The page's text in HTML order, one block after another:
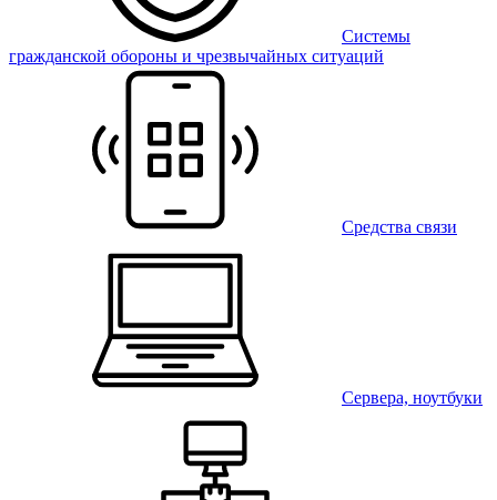
Системы
гражданской обороны и чрезвычайных ситуаций
Средства связи
Сервера, ноутбуки